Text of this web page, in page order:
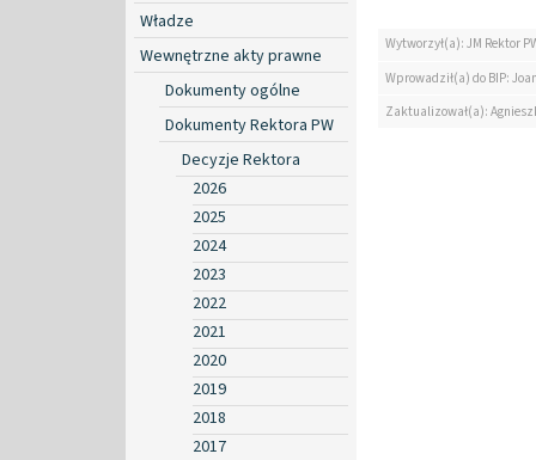
Władze
Wewnętrzne akty prawne
Dokumenty ogólne
Dokumenty Rektora PW
Decyzje Rektora
2026
2025
2024
2023
2022
2021
2020
2019
2018
2017
Wytworzył(a): JM Rektor
Wprowadził(a) do BIP:
Zaktualizował(a):